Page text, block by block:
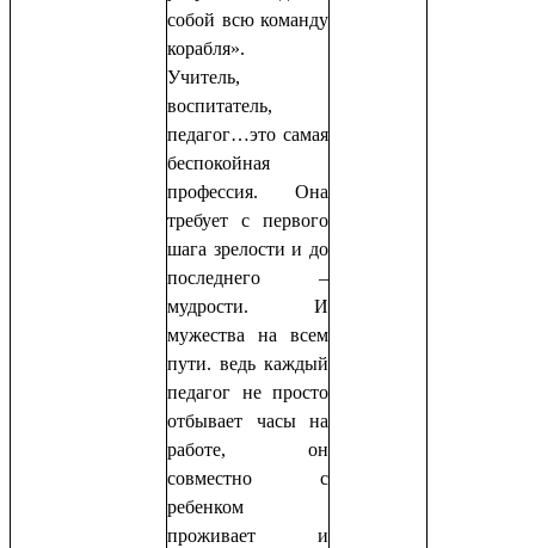
собой всю команду
корабля».
Учитель,
воспитатель,
педагог…это самая
беспокойная
профессия. Она
требует с первого
шага зрелости и до
последнего –
мудрости. И
мужества на всем
пути. ведь каждый
педагог не просто
отбывает часы на
работе, он
совместно с
ребенком
проживает и